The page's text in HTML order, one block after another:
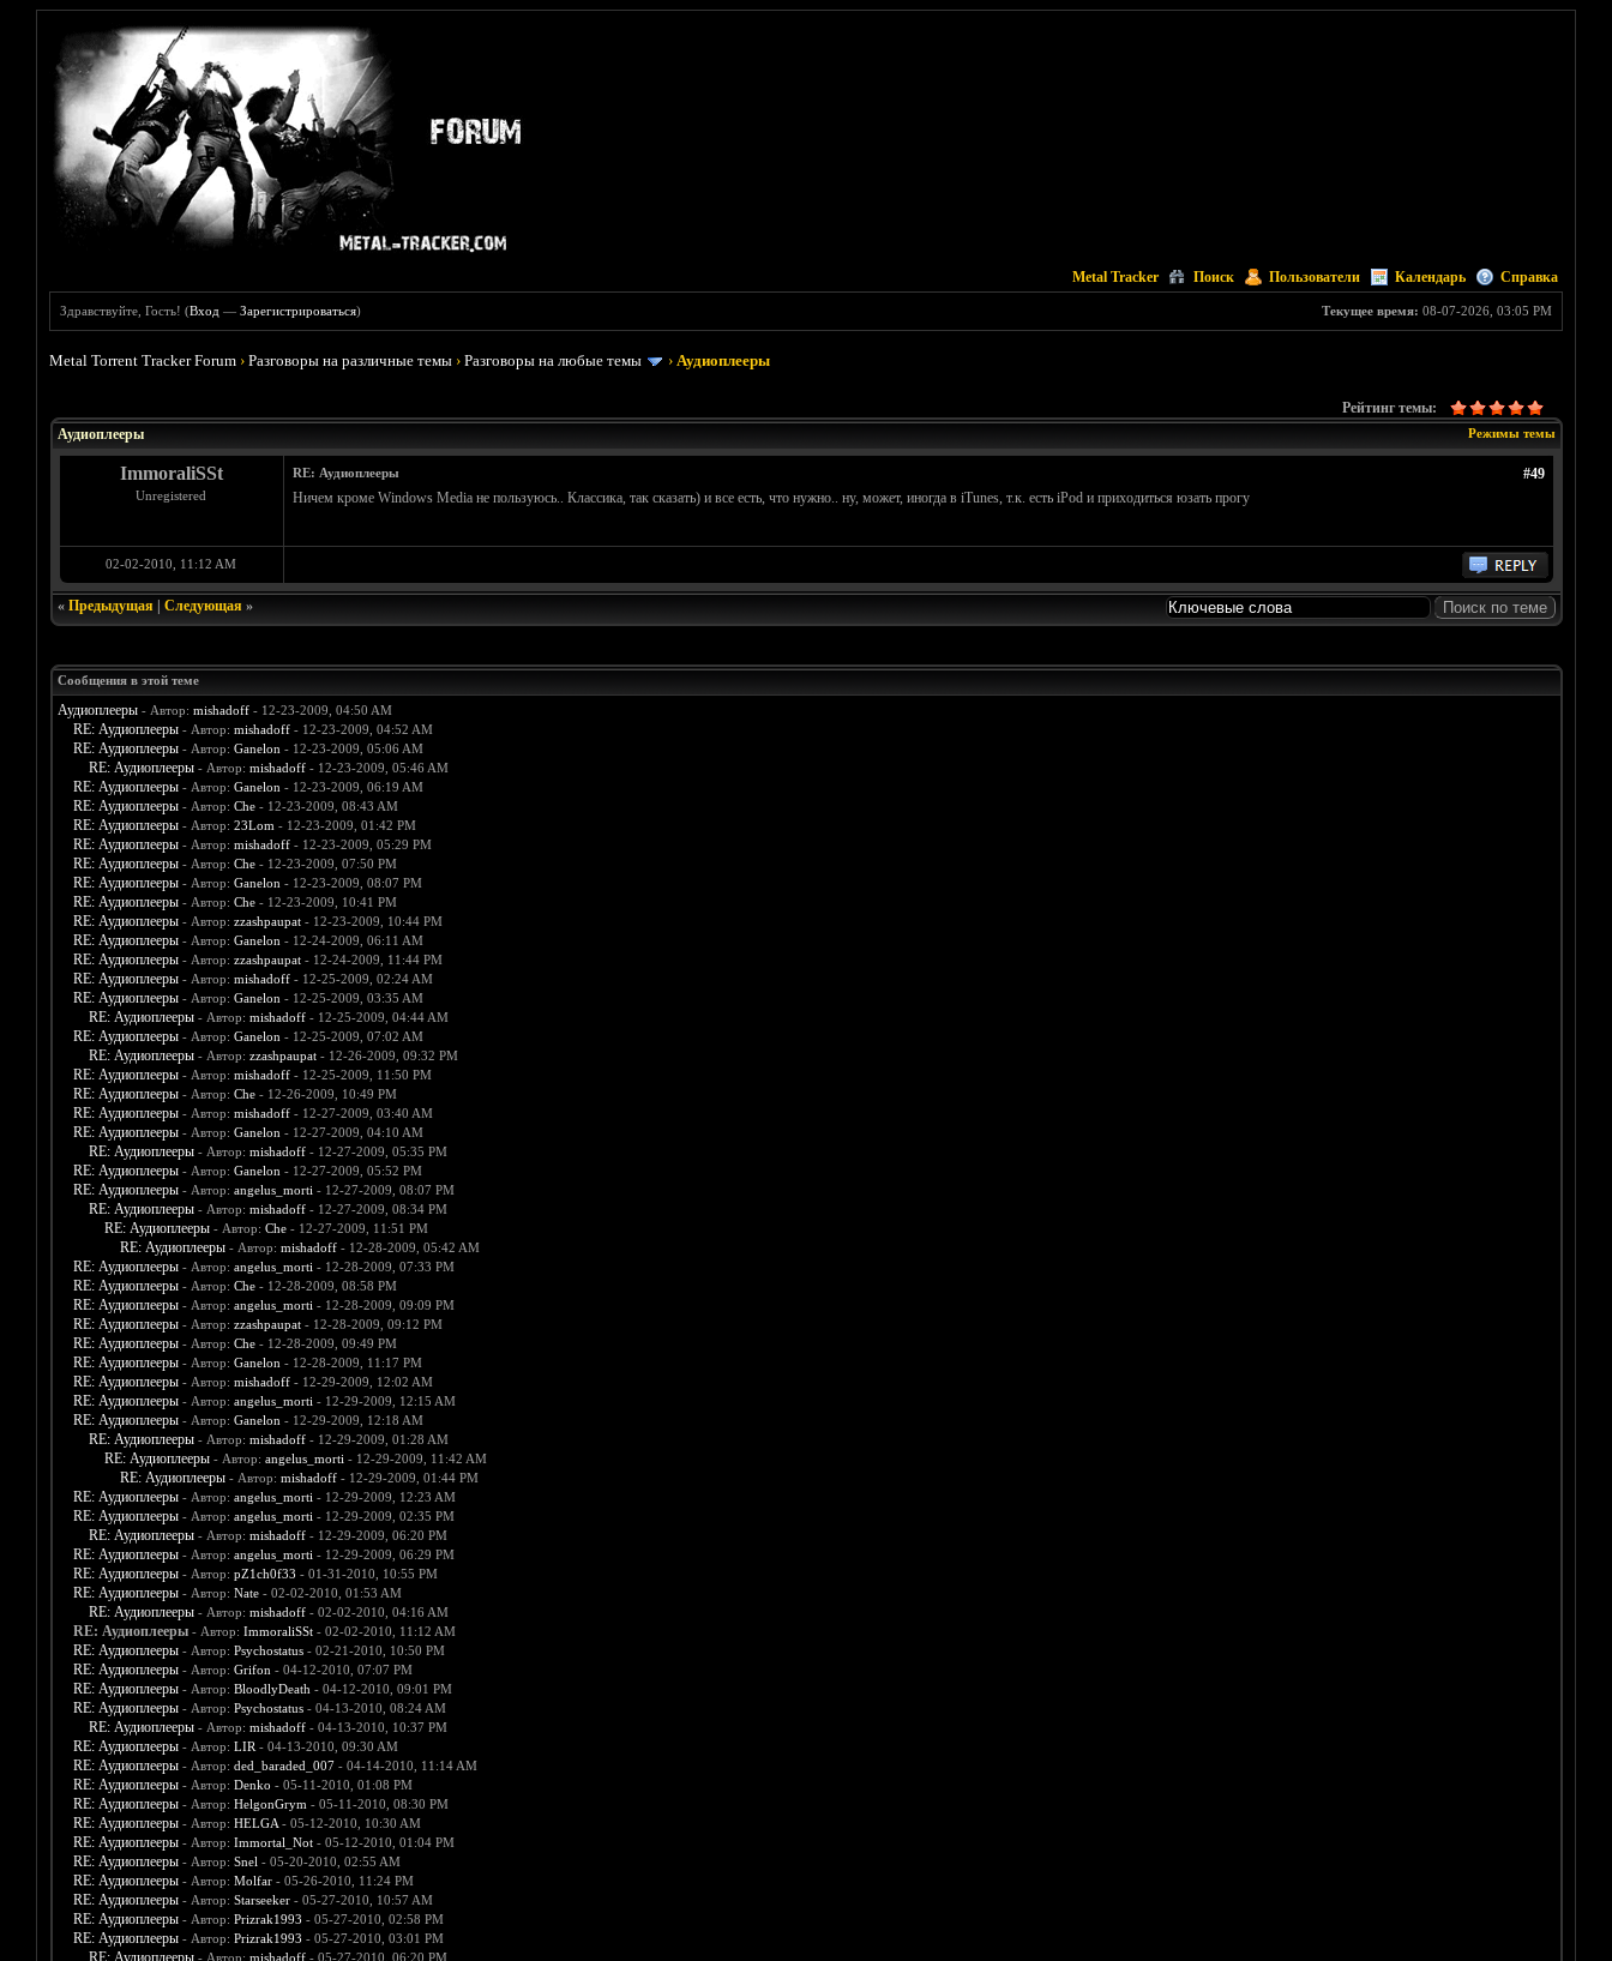
Metal Tracker Поиск Пользователи Календарь Справка
Текущее время: 08-07-2026, 03:05 PM
Здравствуйте, Гость! (Вход —Зарегистрироваться)
Metal Torrent Tracker Forum ›Разговоры на различные темы ›Разговоры на любые темы ›Аудиоплееры
Рейтинг темы:
Режимы темы
Аудиоплееры
ImmoraliSSt
Unregistered
#49
RE: Аудиоплееры
Ничем кроме Windows Media не пользуюсь.. Классика, так сказать) и все есть, что нужно.. ну, может, иногда в iTunes, т.к. есть iPod и приходиться юзать прогу
02-02-2010, 11:12 AM
« Предыдущая| Следующая»
Сообщения в этой теме
Аудиоплееры - Автор: mishadoff- 12-23-2009, 04:50 AM
RE: Аудиоплееры - Автор: mishadoff- 12-23-2009, 04:52 AM
RE: Аудиоплееры - Автор: Ganelon - 12-23-2009, 05:06 AM
RE: Аудиоплееры - Автор: mishadoff- 12-23-2009, 05:46 AM
RE: Аудиоплееры - Автор: Ganelon - 12-23-2009, 06:19 AM
RE: Аудиоплееры - Автор: Che- 12-23-2009, 08:43 AM
RE: Аудиоплееры - Автор: 23Lom - 12-23-2009, 01:42 PM
RE: Аудиоплееры - Автор: mishadoff- 12-23-2009, 05:29 PM
RE: Аудиоплееры - Автор: Che- 12-23-2009, 07:50 PM
RE: Аудиоплееры - Автор: Ganelon - 12-23-2009, 08:07 PM
RE: Аудиоплееры - Автор: Che- 12-23-2009, 10:41 PM
RE: Аудиоплееры - Автор: zzashpaupat- 12-23-2009, 10:44 PM
RE: Аудиоплееры - Автор: Ganelon - 12-24-2009, 06:11 AM
RE: Аудиоплееры - Автор: zzashpaupat- 12-24-2009, 11:44 PM
RE: Аудиоплееры - Автор: mishadoff- 12-25-2009, 02:24 AM
RE: Аудиоплееры - Автор: Ganelon - 12-25-2009, 03:35 AM
RE: Аудиоплееры - Автор: mishadoff- 12-25-2009, 04:44 AM
RE: Аудиоплееры - Автор: Ganelon - 12-25-2009, 07:02 AM
RE: Аудиоплееры - Автор: zzashpaupat- 12-26-2009, 09:32 PM
RE: Аудиоплееры - Автор: mishadoff- 12-25-2009, 11:50 PM
RE: Аудиоплееры - Автор: Che- 12-26-2009, 10:49 PM
RE: Аудиоплееры - Автор: mishadoff- 12-27-2009, 03:40 AM
RE: Аудиоплееры - Автор: Ganelon - 12-27-2009, 04:10 AM
RE: Аудиоплееры - Автор: mishadoff- 12-27-2009, 05:35 PM
RE: Аудиоплееры - Автор: Ganelon - 12-27-2009, 05:52 PM
RE: Аудиоплееры - Автор: angelus_morti - 12-27-2009, 08:07 PM
RE: Аудиоплееры - Автор: mishadoff- 12-27-2009, 08:34 PM
RE: Аудиоплееры - Автор: Che- 12-27-2009, 11:51 PM
RE: Аудиоплееры - Автор: mishadoff- 12-28-2009, 05:42 AM
RE: Аудиоплееры - Автор: angelus_morti - 12-28-2009, 07:33 PM
RE: Аудиоплееры - Автор: Che- 12-28-2009, 08:58 PM
RE: Аудиоплееры - Автор: angelus_morti - 12-28-2009, 09:09 PM
RE: Аудиоплееры - Автор: zzashpaupat- 12-28-2009, 09:12 PM
RE: Аудиоплееры - Автор: Che- 12-28-2009, 09:49 PM
RE: Аудиоплееры - Автор: Ganelon - 12-28-2009, 11:17 PM
RE: Аудиоплееры - Автор: mishadoff- 12-29-2009, 12:02 AM
RE: Аудиоплееры - Автор: angelus_morti - 12-29-2009, 12:15 AM
RE: Аудиоплееры - Автор: Ganelon - 12-29-2009, 12:18 AM
RE: Аудиоплееры - Автор: mishadoff- 12-29-2009, 01:28 AM
RE: Аудиоплееры - Автор: angelus_morti - 12-29-2009, 11:42 AM
RE: Аудиоплееры - Автор: mishadoff- 12-29-2009, 01:44 PM
RE: Аудиоплееры - Автор: angelus_morti - 12-29-2009, 12:23 AM
RE: Аудиоплееры - Автор: angelus_morti - 12-29-2009, 02:35 PM
RE: Аудиоплееры - Автор: mishadoff- 12-29-2009, 06:20 PM
RE: Аудиоплееры - Автор: angelus_morti - 12-29-2009, 06:29 PM
RE: Аудиоплееры - Автор: pZ1ch0f33 - 01-31-2010, 10:55 PM
RE: Аудиоплееры - Автор: Nate- 02-02-2010, 01:53 AM
RE: Аудиоплееры - Автор: mishadoff- 02-02-2010, 04:16 AM
RE: Аудиоплееры - Автор: ImmoraliSSt- 02-02-2010, 11:12 AM
RE: Аудиоплееры - Автор: Psychostatus- 02-21-2010, 10:50 PM
RE: Аудиоплееры - Автор: Grifon - 04-12-2010, 07:07 PM
RE: Аудиоплееры - Автор: BloodlyDeath - 04-12-2010, 09:01 PM
RE: Аудиоплееры - Автор: Psychostatus- 04-13-2010, 08:24 AM
RE: Аудиоплееры - Автор: mishadoff- 04-13-2010, 10:37 PM
RE: Аудиоплееры - Автор: LIR - 04-13-2010, 09:30 AM
RE: Аудиоплееры - Автор: ded_baraded_007- 04-14-2010, 11:14 AM
RE: Аудиоплееры - Автор: Denko - 05-11-2010, 01:08 PM
RE: Аудиоплееры - Автор: HelgonGrym - 05-11-2010, 08:30 PM
RE: Аудиоплееры - Автор: HELGA- 05-12-2010, 10:30 AM
RE: Аудиоплееры - Автор: Immortal_Not- 05-12-2010, 01:04 PM
RE: Аудиоплееры - Автор: Snel - 05-20-2010, 02:55 AM
RE: Аудиоплееры - Автор: Molfar- 05-26-2010, 11:24 PM
RE: Аудиоплееры - Автор: Starseeker- 05-27-2010, 10:57 AM
RE: Аудиоплееры - Автор: Prizrak1993 - 05-27-2010, 02:58 PM
RE: Аудиоплееры - Автор: Prizrak1993 - 05-27-2010, 03:01 PM
RE: Аудиоплееры - Автор: mishadoff- 05-27-2010, 06:20 PM